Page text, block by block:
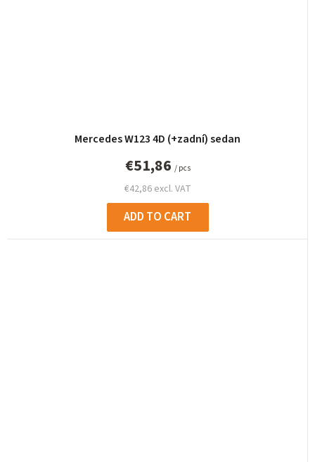
Mercedes W123 4D (+zadní) sedan
€42,86 excl. VAT
€51,86 / pcs
ADD TO CART